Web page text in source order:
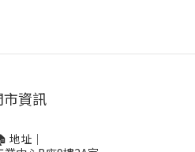
市資訊
地址｜